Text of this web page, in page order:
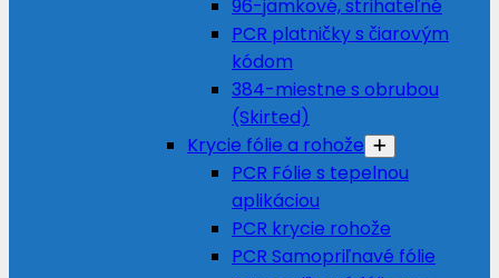
96-jamkové, strihateľné
PCR platničky s čiarovým
kódom
384-miestne s obrubou
(Skirted)
Krycie fólie a rohože
PCR Fólie s tepelnou
aplikáciou
PCR krycie rohože
PCR Samopriľnavé fólie